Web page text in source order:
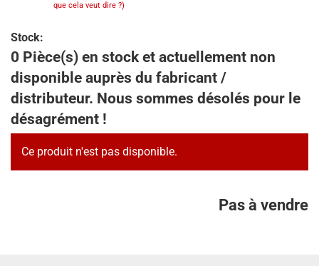
que cela veut dire ?)
Stock:
0 Pièce(s) en stock et actuellement non
disponible auprès du fabricant /
distributeur. Nous sommes désolés pour le
désagrément !
Ce produit n'est pas disponible.
Pas à vendre